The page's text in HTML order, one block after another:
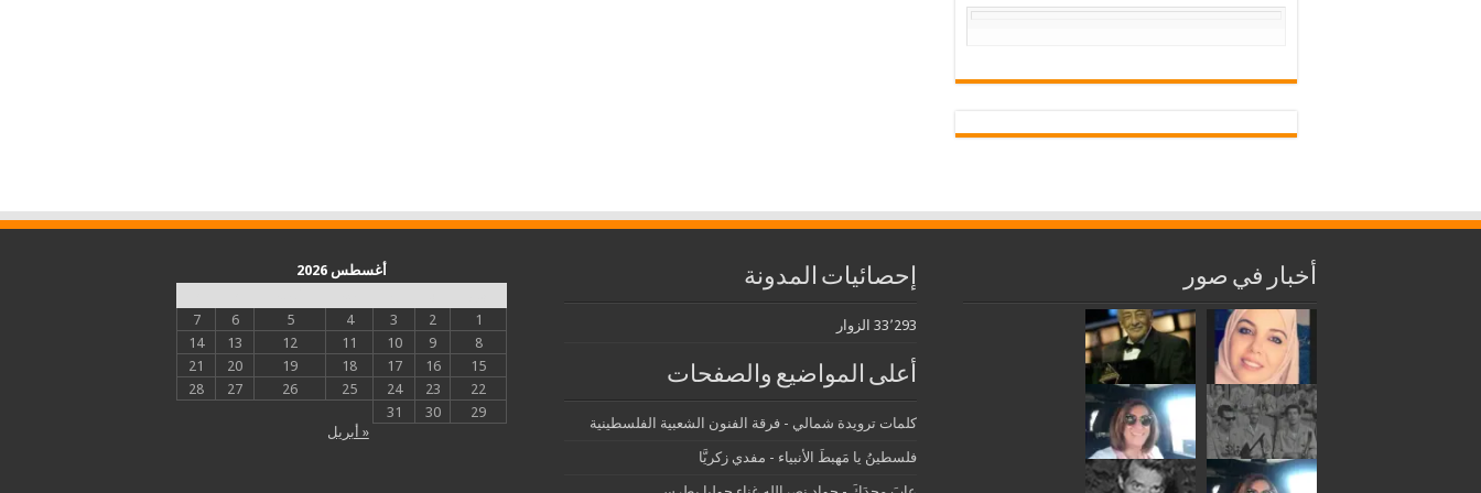
أخبار في صور إحصائيات المدونة
33٬293 الزوار
أعلى المواضيع والصفحات
كلمات ترويدة شمالي - فرقة الفنون الشعبية الفلسطينية
فلسطينُ يا مَهبطَ الأنبياء - مفدي زكريَّا
أغسطس 2026
1
2
3
4
5
6
7
8
9
10
11
12
13
14
15
16
17
18
19
20
21
22
23
24
25
26
27
28
29
30
31
« أبريل